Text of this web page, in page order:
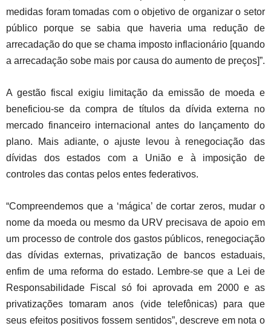
medidas foram tomadas com o objetivo de organizar o setor
público porque se sabia que haveria uma redução de
arrecadação do que se chama imposto inflacionário [quando
a arrecadação sobe mais por causa do aumento de preços]”.
A gestão fiscal exigiu limitação da emissão de moeda e
beneficiou-se da compra de títulos da dívida externa no
mercado financeiro internacional antes do lançamento do
plano. Mais adiante, o ajuste levou à renegociação das
dívidas dos estados com a União e à imposição de
controles das contas pelos entes federativos.
“Compreendemos que a ‘mágica’ de cortar zeros, mudar o
nome da moeda ou mesmo da URV precisava de apoio em
um processo de controle dos gastos públicos, renegociação
das dívidas externas, privatização de bancos estaduais,
enfim de uma reforma do estado. Lembre-se que a Lei de
Responsabilidade Fiscal só foi aprovada em 2000 e as
privatizações tomaram anos (vide telefônicas) para que
seus efeitos positivos fossem sentidos”, descreve em nota o